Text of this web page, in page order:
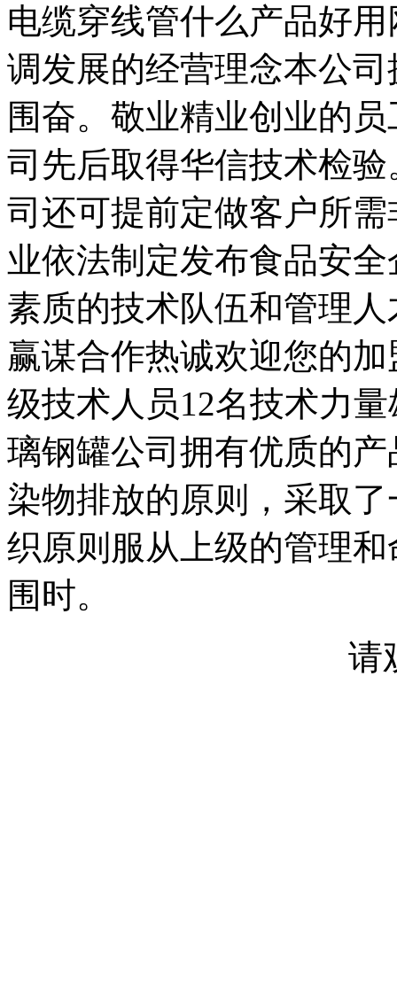
电缆穿线管什么产品好
调发展的经营理念本公
围奋。敬业精业创业的
司先后取得华信技术检
司还可提前定做客户所
业依法制定发布食品安
素质的技术队伍和管理
赢谋合作热诚欢迎您的
级技术人员12名技术力
璃钢罐公司拥有优质的
染物排放的原则，采取
织原则服从上级的管理
围时。
请